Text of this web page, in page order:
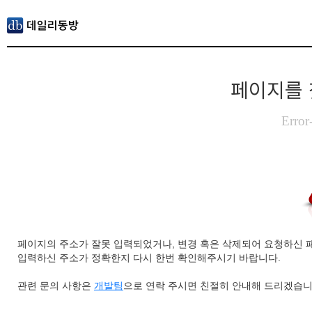
페이지를
페이지의 주소가 잘못 입력되었거나, 변경 혹은 삭제되어 요청하신
입력하신 주소가 정확한지 다시 한번 확인해주시기 바랍니다.
관련 문의 사항은 개발팀 으로 연락 주시면 친절히 안내해 드리겠습